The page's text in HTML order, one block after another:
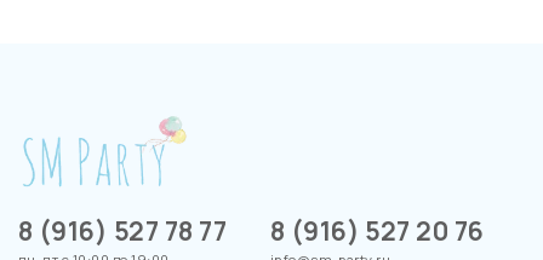
8 (916) 527 78 77 8 (916) 527 20 76